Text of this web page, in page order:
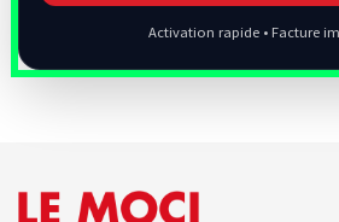
Activation rapide • Facture